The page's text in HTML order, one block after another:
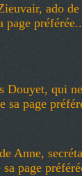
ado
page
Douyet, qui
sa page
Anne,
page